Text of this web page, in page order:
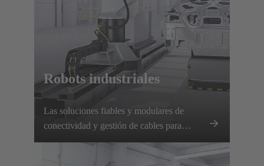
Robots industriales
Las soluciones fiables y modulares de
conectividad y gestión de cables para
robótica industrial garantizan una
transmisión segura de energía y datos,